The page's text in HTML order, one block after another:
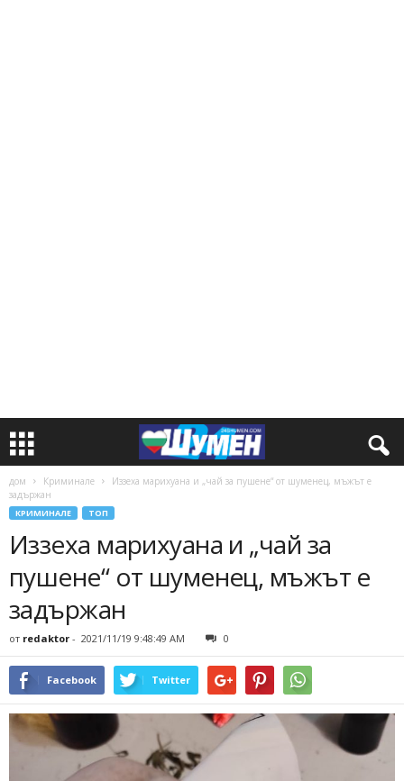
дом Криминале
Иззеха марихуана и „чай за пушене“ от шуменец, мъжът е
задържан
КРИМИНАЛЕ ТОП
Иззеха марихуана и „чай за
пушене“ от шуменец, мъжът е
задържан
от redaktor - 2021/11/19 9:48:49 AM 0
Facebook Twitter